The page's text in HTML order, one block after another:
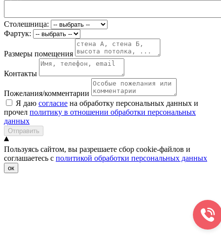
Столешница:
Фартук:
Размеры помещения
Контакты
Пожелания/комментарии
Я даю согласие на обработку персональных данных и
прочел политику в отношении обработки персональных
данных
Отправить
Пользуясь сайтом, вы разрешаете сбор cookie-файлов и
соглашаетесь с политикой обработки персональных данных
ок